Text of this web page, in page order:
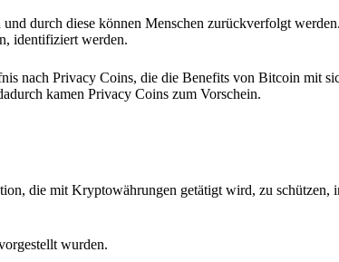
durch diese können Menschen zurückverfolgt
identifiziert werden.
nach Privacy Coins, die die Benefits von Bitcoin mit
kamen Privacy Coins zum Vorschein.
die mit Kryptowährungen getätigt wird, zu schützen,
wurden.